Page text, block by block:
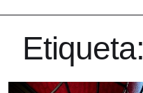
Etiqueta: